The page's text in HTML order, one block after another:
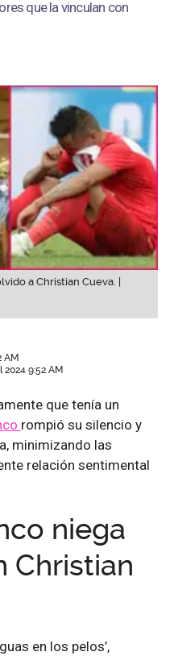
que la vinculan con
a Christian Cueva. |
AM
9:52 AM
que tenía un
rompió su silencio y
minimizando las
relación sentimental
niega
Christian
en los pelos’,